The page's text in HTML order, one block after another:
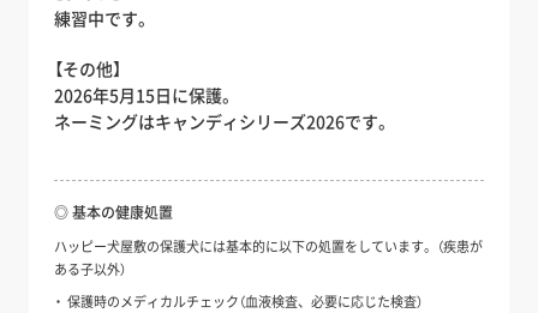
練習中です。
【その他】
2026年5月15日に保護。
ネーミングはキャンディシリーズ2026です。
◎ 基本の健康処置
ハッピー犬屋敷の保護犬には基本的に以下の処置をしています。（疾患が
ある子以外）
保護時のメディカルチェック（血液検査、必要に応じた検査）